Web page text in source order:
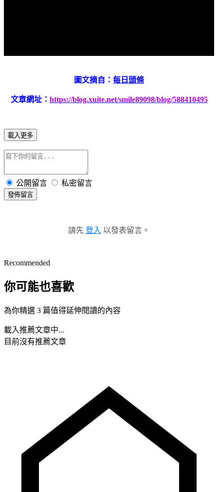
圖文摘自： 每日頭條
文章網址： https://blog.xuite.net/smile89098/blog/588410495
載入更多
公開留言 私密留言
發佈留言
請先 登入 以發表留言。
Recommended
你可能也喜歡
為你精選 3 篇值得延伸閱讀的內容
載入推薦文章中...
目前沒有推薦文章